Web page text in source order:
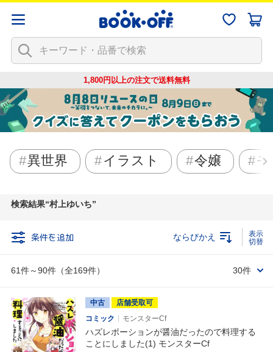
1,800円以上の注文で送料無料
異世界 イラスト 令嬢
検索結果 村上ゆいち
条件を追加
61件～90件（全169件）
ならびかえ
30件
中古
店舗受取可
コミック
モンスターCf
ハズレポーションが醤油だったので料理する
ことにしました(1) モンスターCf